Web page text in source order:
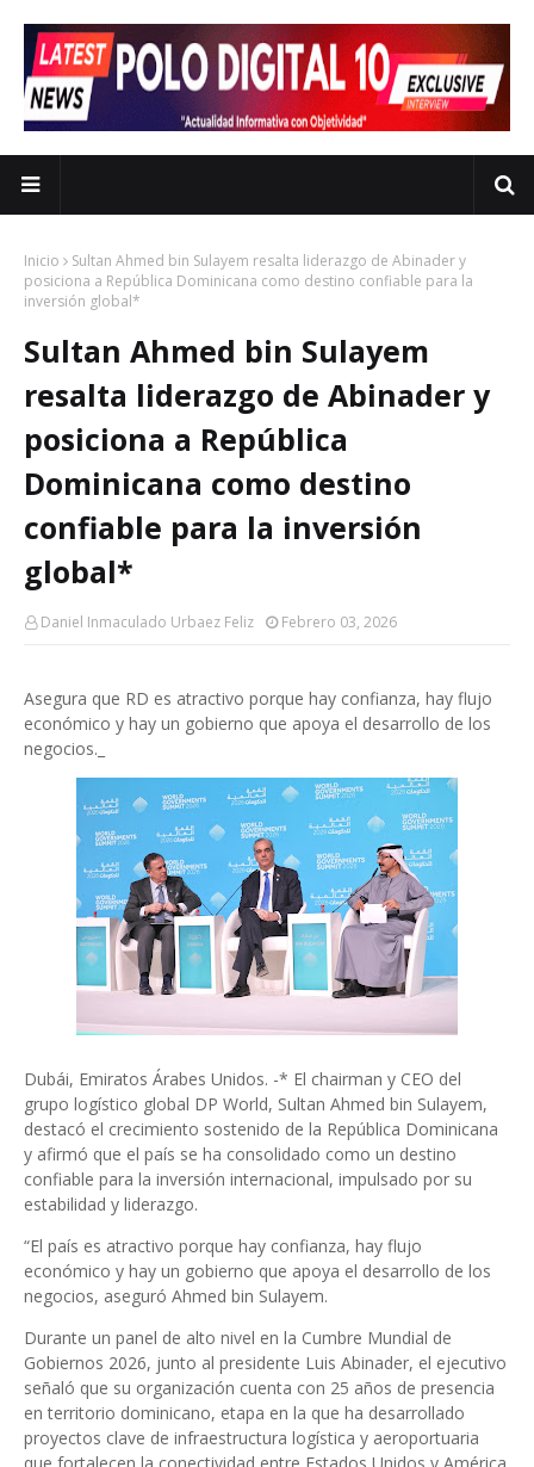
Inicio
Sultan Ahmed bin Sulayem resalta liderazgo de Abinader y
posiciona a República Dominicana como destino confiable para la
inversión global*
Sultan Ahmed bin Sulayem
resalta liderazgo de Abinader y
posiciona a República
Dominicana como destino
confiable para la inversión
global*
Daniel Inmaculado Urbaez Feliz Febrero 03, 2026
Asegura que RD es atractivo porque hay confianza, hay flujo
económico y hay un gobierno que apoya el desarrollo de los
negocios._
Dubái, Emiratos Árabes Unidos. -* El chairman y CEO del
grupo logístico global DP World, Sultan Ahmed bin Sulayem,
destacó el crecimiento sostenido de la República Dominicana
y afirmó que el país se ha consolidado como un destino
confiable para la inversión internacional, impulsado por su
estabilidad y liderazgo.
“El país es atractivo porque hay confianza, hay flujo
económico y hay un gobierno que apoya el desarrollo de los
negocios, aseguró Ahmed bin Sulayem.
Durante un panel de alto nivel en la Cumbre Mundial de
Gobiernos 2026, junto al presidente Luis Abinader, el ejecutivo
señaló que su organización cuenta con 25 años de presencia
en territorio dominicano, etapa en la que ha desarrollado
proyectos clave de infraestructura logística y aeroportuaria